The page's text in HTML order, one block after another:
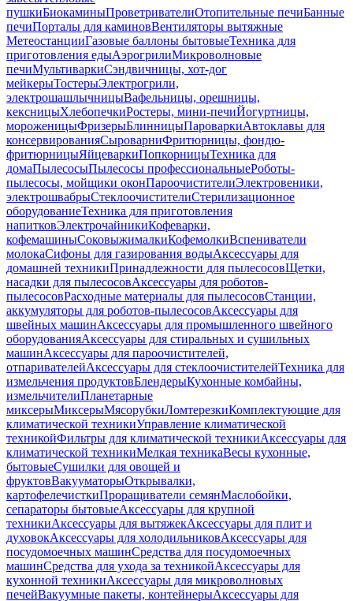
пушкиБиокаминыПроветривателиОтопительные печиБанные
печиПорталы для каминовВентиляторы вытяжные
МетеостанцииГазовые баллоны бытовыеТехника для
приготовления едыАэрогрилиМикроволновые
печиМультиваркиСэндвичницы, хот-дог
мейкерыТостерыЭлектрогрили,
электрошашлычницыВафельницы, орешницы,
кексницыХлебопечкиРостеры, мини-печиЙогуртницы,
мороженицыФризерыБлинницыПароваркиАвтоклавы для
консервированияСыроварниФритюрницы, фондю-
фритюрницыЯйцеваркиПопкорницыТехника для
домаПылесосыПылесосы профессиональныеРоботы-
пылесосы, мойщики оконПароочистителиЭлектровеники,
электрошвабрыСтеклоочистителиСтерилизационное
оборудованиеТехника для приготовления
напитковЭлектрочайникиКофеварки,
кофемашиныСоковыжималкиКофемолкиВспениватели
молокаСифоны для газирования водыАксессуары для
домашней техникиПринадлежности для пылесосовЩетки,
насадки для пылесосовАксессуары для роботов-
пылесосовРасходные материалы для пылесосовСтанции,
аккумуляторы для роботов-пылесосовАксессуары для
швейных машинАксессуары для промышленного швейного
оборудованияАксессуары для стиральных и сушильных
машинАксессуары для пароочистителей,
отпаривателейАксессуары для стеклоочистителейТехника для
измельчения продуктовБлендерыКухонные комбайны,
измельчителиПланетарные
миксерыМиксерыМясорубкиЛомтерезкиКомплектующие для
климатической техникиУправление климатической
техникойФильтры для климатической техникиАксессуары для
климатической техникиМелкая техникаВесы кухонные,
бытовыеСушилки для овощей и
фруктовВакууматорыОткрывалки,
картофелечисткиПроращиватели семянМаслобойки,
сепараторы бытовыеАксессуары для крупной
техникиАксессуары для вытяжекАксессуары для плит и
духовокАксессуары для холодильниковАксессуары для
посудомоечных машинСредства для посудомоечных
машинСредства для ухода за техникойАксессуары для
кухонной техникиАксессуары для микроволновых
печейВакуумные пакеты, контейнерыАксессуары для